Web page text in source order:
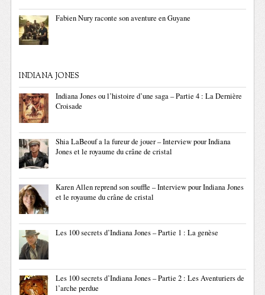
Fabien Nury raconte son aventure en Guyane
INDIANA JONES
Indiana Jones ou l’histoire d’une saga – Partie 4 : La Dernière
Croisade
Shia LaBeouf a la fureur de jouer – Interview pour Indiana
Jones et le royaume du crâne de cristal
Karen Allen reprend son souffle – Interview pour Indiana Jones
et le royaume du crâne de cristal
Les 100 secrets d’Indiana Jones – Partie 1 : La genèse
Les 100 secrets d’Indiana Jones – Partie 2 : Les Aventuriers de
l’arche perdue